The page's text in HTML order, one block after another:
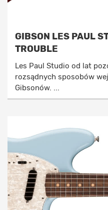
GIBSON LES PAUL
TROUBLE
Les Paul Studio od lat
rozsądnych sposobów
Gibsonów. ...